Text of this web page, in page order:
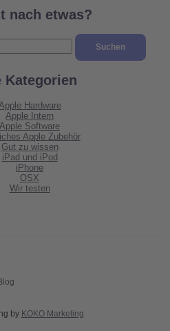
nach etwas?
Kategorien
Hardware
Apple Intern
Apple Software
Apple Zubehör
Gut zu wissen
iPad und iPod
iPhone
OSX
Wir testen
by KOKO Marketing